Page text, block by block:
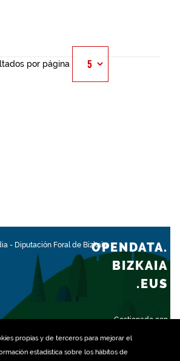
propias y de terceros para mejorar el
estadística sobre los hábitos de
por página
- Diputación Foral de Bizkaia
Gestionado con
OPENDATA.
BIZKAIA
.EUS